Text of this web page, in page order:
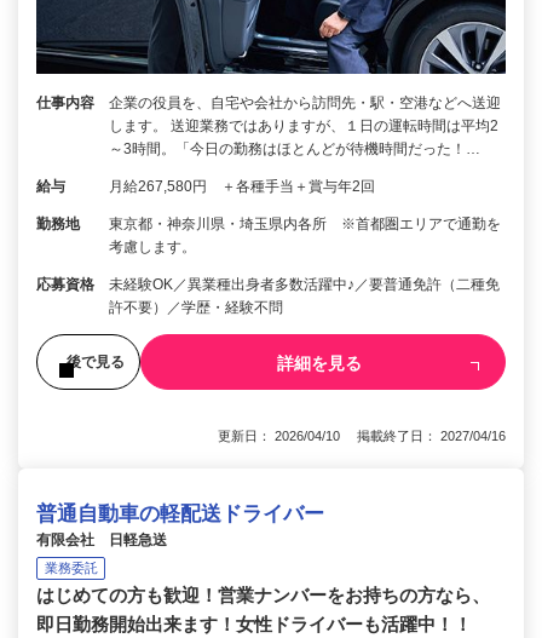
仕事内容
企業の役員を、自宅や会社から訪問先・駅・空港などへ送迎
します。 送迎業務ではありますが、１日の運転時間は平均2
～3時間。「今日の勤務はほとんどが待機時間だった！…
給与 月給267,580円 ＋各種手当＋賞与年2回
勤務地
東京都・神奈川県・埼玉県内各所 ※首都圏エリアで通勤を
考慮します。
応募資格
未経験OK／異業種出身者多数活躍中♪／要普通免許（二種免
許不要）／学歴・経験不問
後で見る 詳細を見る
更新日： 2026/04/10 掲載終了日： 2027/04/16
普通自動車の軽配送ドライバー
有限会社 日軽急送
業務委託
はじめての方も歓迎！営業ナンバーをお持ちの方なら、
即日勤務開始出来ます！女性ドライバーも活躍中！！